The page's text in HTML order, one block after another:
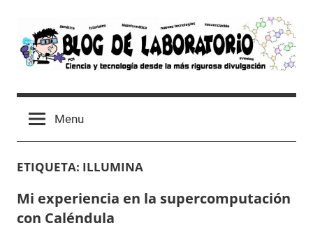
content
Blog
de
Laboratorio
Tutoriales,
Ocio
un
Laboratorio
Menu
ETIQUETA: ILLUMINA
Mi experiencia en la supercomputación
con Caléndula